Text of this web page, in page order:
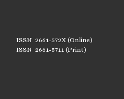
ISSN 2661-572X (Online)
ISSN 2661-5711 (Print)